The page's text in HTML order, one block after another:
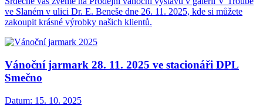
ve Slaném v ulici Dr. E. Beneše dne 26. 11. 2025, kde si můžete
zakoupit krásné výrobky našich klientů.
Vánoční jarmark 28. 11. 2025 ve stacionáři DPL
Smečno
Datum: 15. 10. 2025